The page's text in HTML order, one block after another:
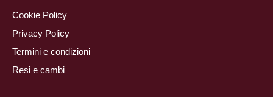
Cookie Policy
Privacy Policy
Termini e condizioni
Resi e cambi